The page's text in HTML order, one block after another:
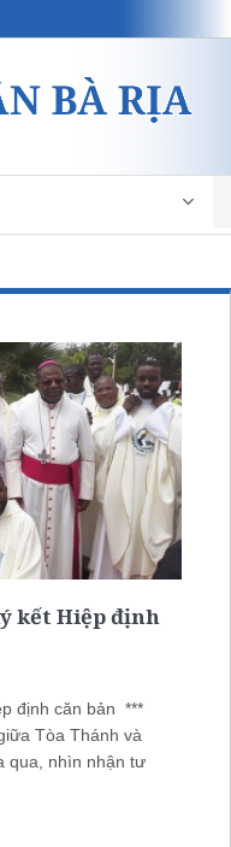
kết Hiệp định
định căn bản ***
Tòa Thánh và
qua, nhìn nhận tư